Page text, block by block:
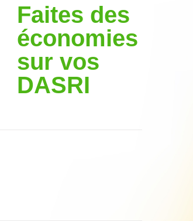
Faites des
économies
sur vos
DASRI